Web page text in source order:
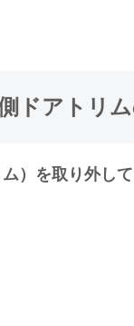
ドアトリ
）を取り外して